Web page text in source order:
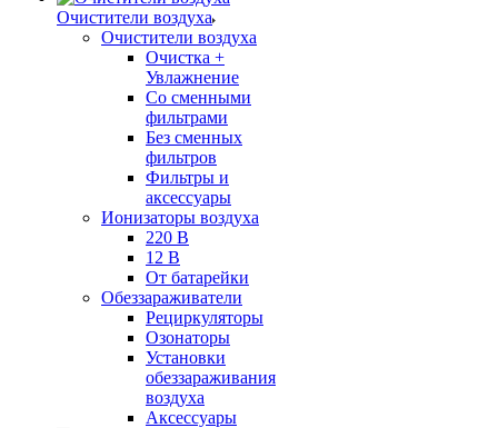
Очистители воздуха
Очистители воздуха
Очистка +
Увлажнение
Cо сменными
фильтрами
Без сменных
фильтров
Фильтры и
аксессуары
Ионизаторы воздуха
220 В
12 В
От батарейки
Обеззараживатели
Рециркуляторы
Озонаторы
Установки
обеззараживания
воздуха
Аксессуары